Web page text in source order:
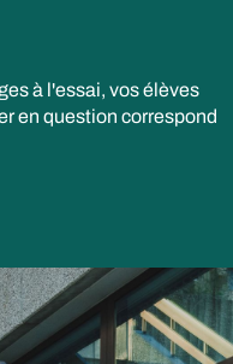
à l'essai, vos élèves
en question correspond